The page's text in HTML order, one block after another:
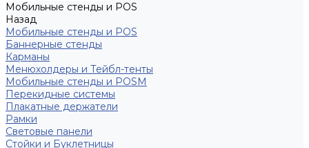
Мобильные стенды и POS
Назад
Мобильные стенды и POS
Баннерные стенды
Карманы
Менюхолдеры и Тейбл-тенты
Мобильные стенды и POSM
Перекидные системы
Плакатные держатели
Рамки
Световые панели
Стойки и Буклетницы